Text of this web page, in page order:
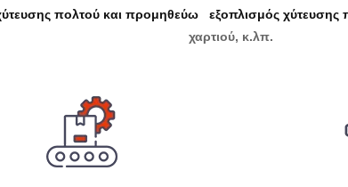
πολτούκαι προμηθεύω εξοπλισμός χύτευσης
χαρτιού, κ.λπ.